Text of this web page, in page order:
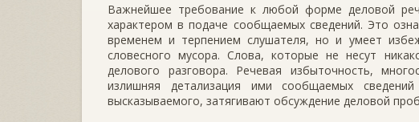
Важнейшее требование к любой форме деловой
характером в подаче сообщаемых сведений. Это
временем и терпением слушателя, но и умеет
словесного мусора. Слова, которые не несут
делового разговора. Речевая избыточность,
излишняя детализация ими сообщаемых
высказываемого, затягивают обсуждение деловой